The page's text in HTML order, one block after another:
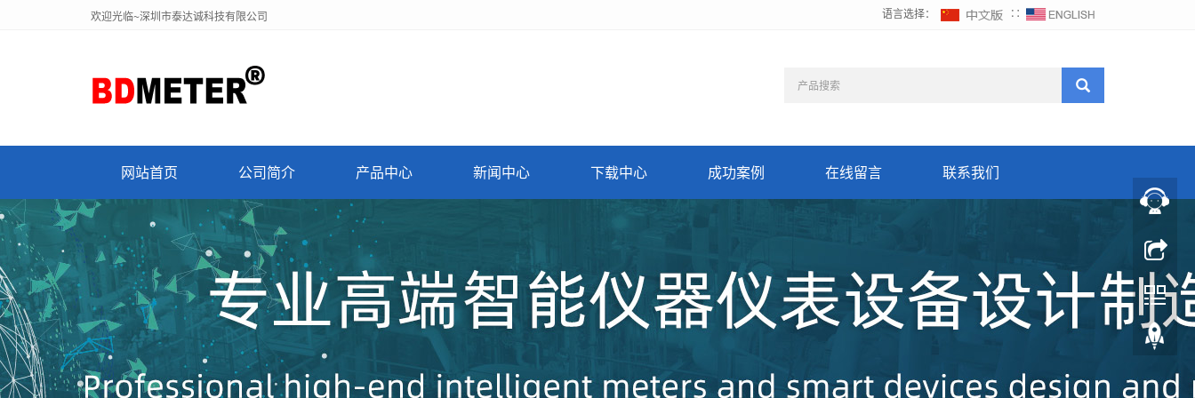
欢迎光临~深圳市泰达诚科技有限公司 语言选择： ∷
网站首页 公司简介 产品中心 新闻中心 下载中心 成功案例 在线留言 联系我们